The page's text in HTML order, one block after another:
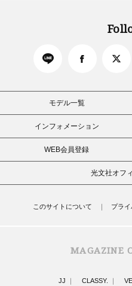
モデル一覧
インフォメーション
WEB会員登録
光文社オフ
このサイトについて プラ
MAGAZINE
JJ CLASSY.